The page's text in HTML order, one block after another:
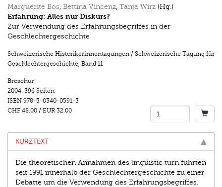
Marguérite Bos, Bettina Vincenz, Tanja Wirz (Hg.)
Erfahrung: Alles nur Diskurs?
Zur Verwendung des Erfahrungsbegriffes in der
Geschlechtergeschichte
Schweizerische Historikerinnentagungen / Schweizerische Tagung für
Geschlechtergeschichte, Band 11
Broschur
2004. 396 Seiten
ISBN 978-3-0340-0591-3
CHF 48.00 / EUR 32.00
KURZTEXT
Die theoretischen Annahmen des linguistic turn führten
seit 1991 innerhalb der Geschlechtergeschichte zu einer
Debatte um die Verwendung des Erfahrungsbegriffes.